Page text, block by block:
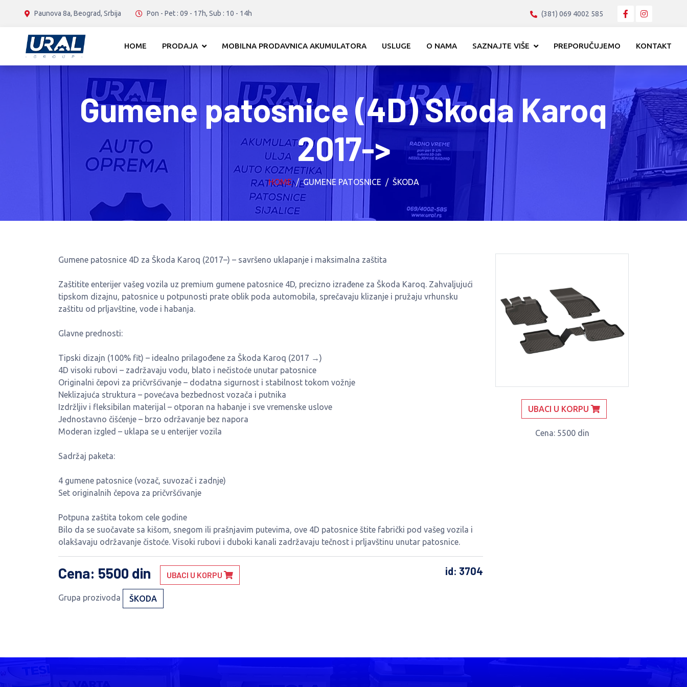
Paunova 8a, Beograd, Srbija Pon - Pet : 09 - 17h, Sub : 10 - 14h (381) 069 4002 585
HOME PRODAJA MOBILNA PRODAVNICA AKUMULATORA USLUGE O NAMA SAZNAJTE VIŠE PREPORUČUJEMO KONTAKT
Gumene patosnice (4D) Skoda Karoq
2017->
HOME GUMENE PATOSNICE ŠKODA
Gumene patosnice 4D za Škoda Karoq (2017–) – savršeno uklapanje i maksimalna zaštita
Zaštitite enterijer vašeg vozila uz premium gumene patosnice 4D, precizno izrađene za Škoda Karoq. Zahvaljujući
tipskom dizajnu, patosnice u potpunosti prate oblik poda automobila, sprečavaju klizanje i pružaju vrhunsku
zaštitu od prljavštine, vode i habanja.
Glavne prednosti:
Tipski dizajn (100% fit) – idealno prilagođene za Škoda Karoq (2017 →)
4D visoki rubovi – zadržavaju vodu, blato i nečistoće unutar patosnice
Originalni čepovi za pričvršćivanje – dodatna sigurnost i stabilnost tokom vožnje
Neklizajuća struktura – povećava bezbednost vozača i putnika
Izdržljiv i fleksibilan materijal – otporan na habanje i sve vremenske uslove
Jednostavno čišćenje – brzo održavanje bez napora
Moderan izgled – uklapa se u enterijer vozila
Sadržaj paketa:
4 gumene patosnice (vozač, suvozač i zadnje)
Set originalnih čepova za pričvršćivanje
Potpuna zaštita tokom cele godine
Bilo da se suočavate sa kišom, snegom ili prašnjavim putevima, ove 4D patosnice štite fabrički pod vašeg vozila i
olakšavaju održavanje čistoće. Visoki rubovi i duboki kanali zadržavaju tečnost i prljavštinu unutar patosnice.
Cena: 5500 din id: 3704
UBACI U KORPU
Grupa prozivoda ŠKODA
UBACI U KORPU
Cena: 5500 din